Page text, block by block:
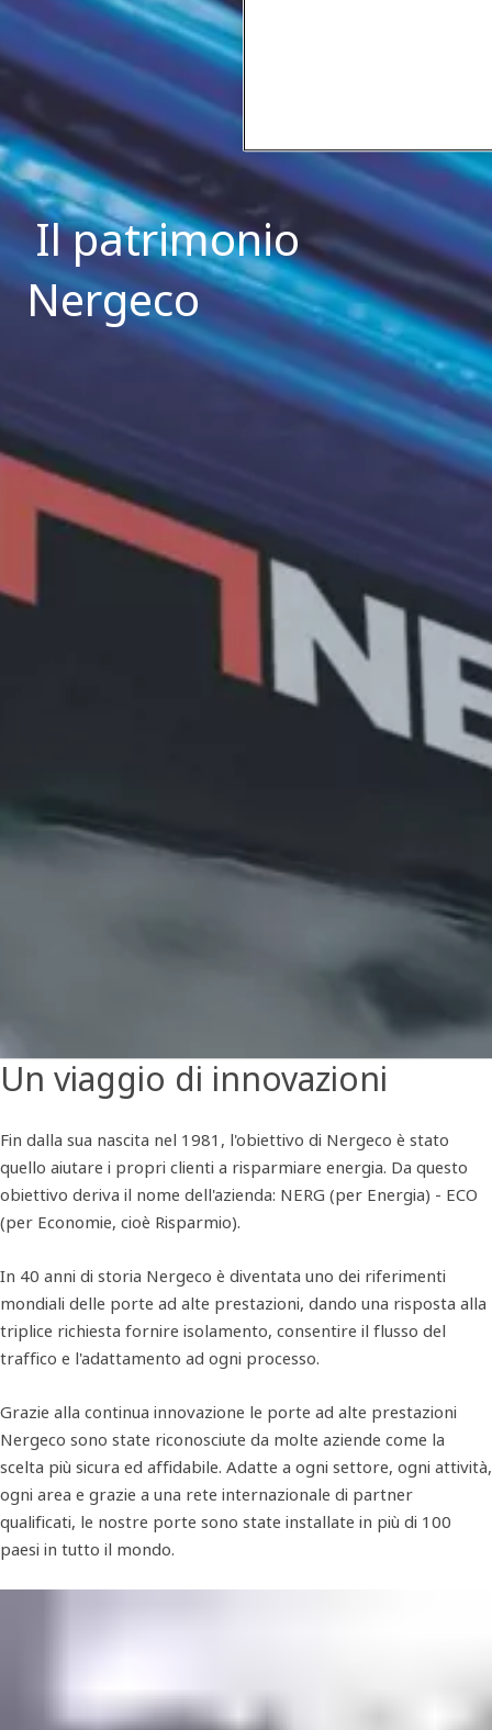
Il patrimonio
Nergeco
Un viaggio di innovazioni
Fin dalla sua nascita nel 1981, l'obiettivo di Nergeco è stato
quello aiutare i propri clienti a risparmiare energia. Da questo
obiettivo deriva il nome dell'azienda: NERG (per Energia) - ECO
(per Economie, cioè Risparmio).
In 40 anni di storia Nergeco è diventata uno dei riferimenti
mondiali delle porte ad alte prestazioni, dando una risposta alla
triplice richiesta fornire isolamento, consentire il flusso del
traffico e l'adattamento ad ogni processo.
Grazie alla continua innovazione le porte ad alte prestazioni
Nergeco sono state riconosciute da molte aziende come la
scelta più sicura ed affidabile. Adatte a ogni settore, ogni attività,
ogni area e grazie a una rete internazionale di partner
qualificati, le nostre porte sono state installate in più di 100
paesi in tutto il mondo.